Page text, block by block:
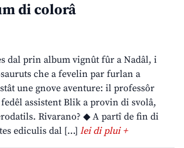
di colorâ
dal prin album vignût fûr a Nadâl, i
che a fevelin par furlan a
une gnove aventure: il professôr
assistent Blik a provin di svolâ,
Rivarano? ◆ A partî de fin di
ediculis dal […] lei di plui +